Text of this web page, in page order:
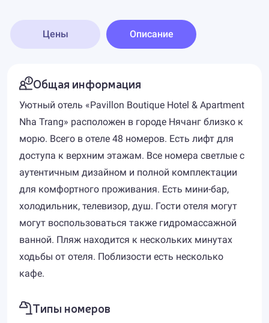
Цены Описание
Общая информация
Уютный отель «Pavillon Boutique Hotel & Apartment
Nha Trang» расположен в городе Нячанг близко к
морю. Всего в отеле 48 номеров. Есть лифт для
доступа к верхним этажам. Все номера светлые с
аутентичным дизайном и полной комплектации
для комфортного проживания. Есть мини-бар,
холодильник, телевизор, душ. Гости отеля могут
могут воспользоваться также гидромассажной
ванной. Пляж находится к нескольких минутах
ходьбы от отеля. Поблизости есть несколько
кафе.
Типы номеров